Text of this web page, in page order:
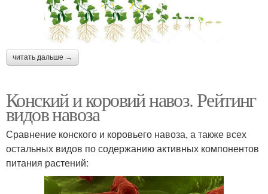
читать дальше →
Конский и коровий навоз. Рейтинг
видов навоза
Сравнение конского и коровьего навоза, а также всех
остальных видов по содержанию активных компонентов
питания растений: